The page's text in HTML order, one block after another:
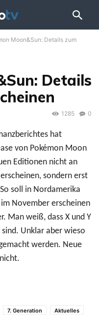
Moon&Sun: Details zum
Details
0
1285
hat
von Pokémon Moon
Editionen nicht an
sondern erst
soll in Nordamerika
November erscheinen
Man weiß, dass X und Y
Unklar aber wieso
werden. Neue
7. Generation
Aktuelles